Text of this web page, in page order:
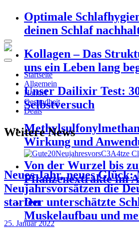
Optimale
deinen Schlaf
Kollagen – Das
uns ein Leben lang
Unser Dailixir Test:
Selbstversuch
Wirkung und
Von der Wurzel bis
Pflanzenextrakte im
Der unterschätzte
Muskelaufbau und
Startseite
Allgemein
Handel
Gesundheit
Deals
Weitere News
Neues Jahr, neues
Neujahrsvorsätzen die
starten
25. Januar 2022